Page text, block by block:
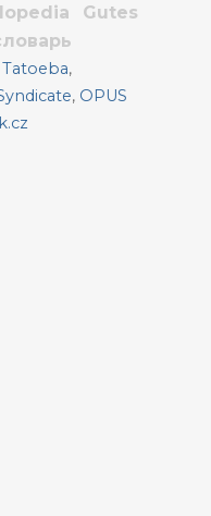
Gutes
Tatoeba,
, OPUS